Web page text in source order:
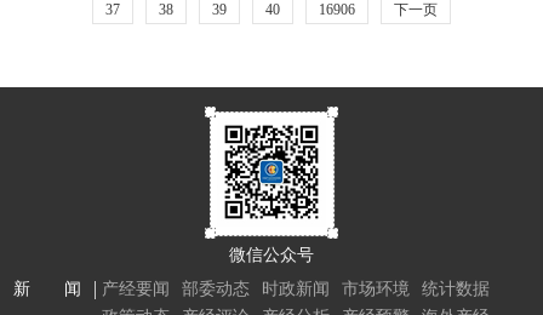
37 38 39 40 16906 下一页
微信公众号
新 闻
产经要闻 部委动态 时政新闻 市场环境
统计数据